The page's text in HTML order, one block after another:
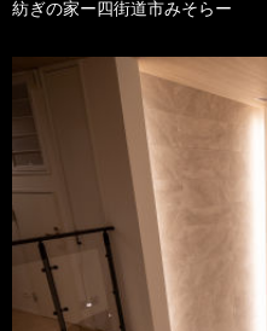
紡ぎの家ー四街道市みそらー